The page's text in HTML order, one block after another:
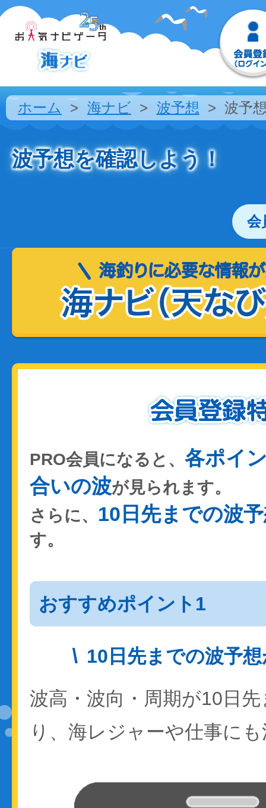
ホーム 海ナビ 波予想 波予
波予想を確認しよう！
会
PRO会員になると、 各ポイ
合いの波が見られます。
さらに、 10日先までの波
す。
おすすめポイント1
10日先までの波予
波高・波向・周期が10日
り、海レジャーや仕事に